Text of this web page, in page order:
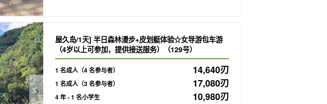
屋久岛/1天] 半日森林漫步+皮划艇体验☆女导游包车游
（4岁以上可参加，提供接送服务）（129号）
1 名成人（4 名参与者） 14,640刃
1 名成人（3 名参与者） 17,080刃
4 年 - 1 名小学生 10,980刃